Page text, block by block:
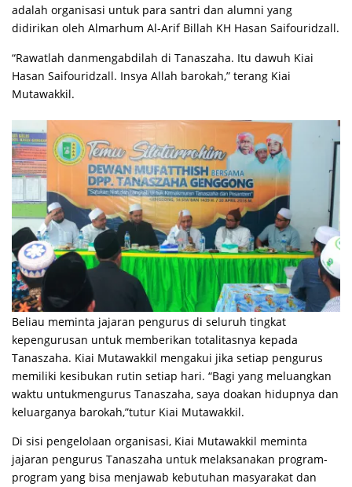
adalah organisasi untuk para santri dan alumni yang
didirikan oleh Almarhum Al-Arif Billah KH Hasan Saifouridzall.
“Rawatlah danmengabdilah di Tanaszaha. Itu dawuh Kiai
Hasan Saifouridzall. Insya Allah barokah,” terang Kiai
Mutawakkil.
Beliau meminta jajaran pengurus di seluruh tingkat
kepengurusan untuk memberikan totalitasnya kepada
Tanaszaha. Kiai Mutawakkil mengakui jika setiap pengurus
memiliki kesibukan rutin setiap hari. “Bagi yang meluangkan
waktu untukmengurus Tanaszaha, saya doakan hidupnya dan
keluarganya barokah,”tutur Kiai Mutawakkil.
Di sisi pengelolaan organisasi, Kiai Mutawakkil meminta
jajaran pengurus Tanaszaha untuk melaksanakan program-
program yang bisa menjawab kebutuhan masyarakat dan